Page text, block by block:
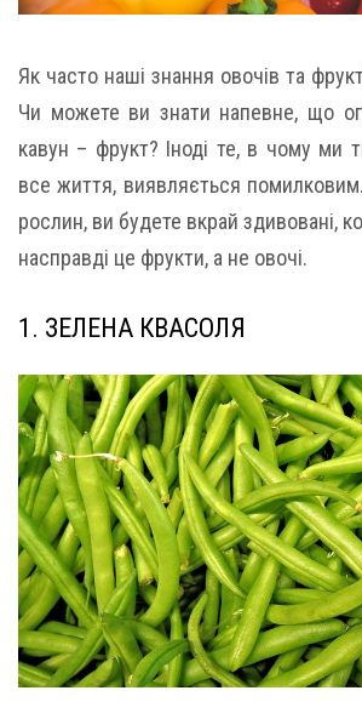
Як часто наші знання овочів та
Чи можете ви знати напевне, що
кавун – фрукт? Іноді те, в чому ми
все життя, виявляється
рослин, ви будете вкрай здивовані,
насправді це фрукти, а не овочі.
1. ЗЕЛЕНА КВАСОЛЯ